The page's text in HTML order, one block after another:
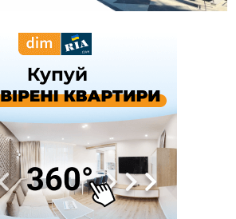
Галича археологи відкопали давньоруську
провели серію складних операцій
на "зебрі" водій Audi наїхав на
всіх книгарень України - трохи більше ніж 6
два мотоциклісти збили жінку
лідерів за будівництвом новобудов і